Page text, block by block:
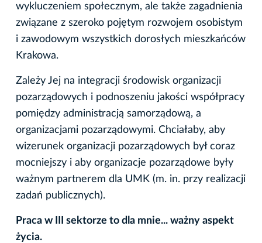
wykluczeniem społecznym, ale także zagadnienia
związane z szeroko pojętym rozwojem osobistym
i zawodowym wszystkich dorosłych mieszkańców
Krakowa.
Zależy Jej na integracji środowisk organizacji
pozarządowych i podnoszeniu jakości współpracy
pomiędzy administracją samorządową, a
organizacjami pozarządowymi. Chciałaby, aby
wizerunek organizacji pozarządowych był coraz
mocniejszy i aby organizacje pozarządowe były
ważnym partnerem dla UMK (m. in. przy realizacji
zadań publicznych).
Praca w III sektorze to dla mnie... ważny aspekt
życia.